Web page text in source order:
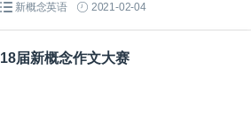
新概念英语 2021-02-04
18届新概念作文大赛